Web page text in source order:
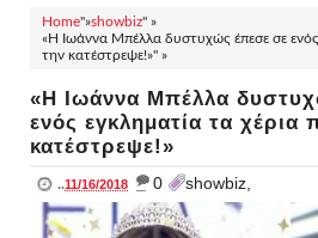
Home"»showbiz" »
«Η Ιωάννα Μπέλλα δυστυχώς έπεσε σε
την κατέστρεψε!»" »
«Η Ιωάννα Μπέλλα
ενός εγκληματία τα χέρια
κατέστρεψε!»
..11/16/2018 _ 0 showbiz,